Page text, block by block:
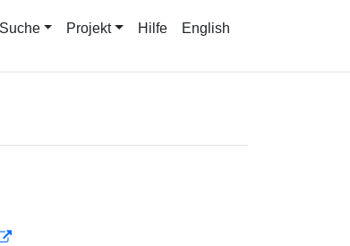
Suche Projekt Hilfe English